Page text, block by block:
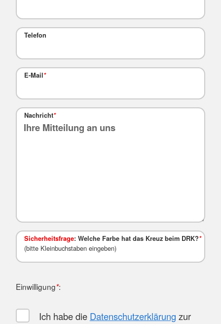
Telefon
E-Mail*
Nachricht*
Sicherheitsfrage: Welche Farbe hat das Kreuz beim DRK?*
(bitte Kleinbuchstaben eingeben)
Einwilligung*:
Ich habe die Datenschutzerklärung zur